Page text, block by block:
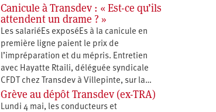
Canicule à Transdev : « Est-ce qu’ils
attendent un drame ? »
Les salariéEs exposéEs à la canicule en
première ligne paient le prix de
l’impréparation et du mépris. Entretien
avec Hayatte Rtaili, déléguée syndicale
CFDT chez Transdev à Villepinte, sur la…
Grève au dépôt Transdev (ex-TRA)
Lundi 4 mai, les conducteurs et